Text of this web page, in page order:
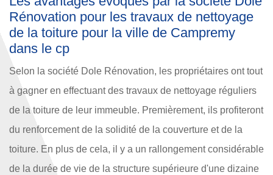
Rénovation pour les travaux de nettoyage
de la toiture pour la ville de Campremy
dans le cp
Selon la société Dole Rénovation, les propriétaires ont tout
à gagner en effectuant des travaux de nettoyage réguliers
de la toiture de leur immeuble. Premièrement, ils profiteront
du renforcement de la solidité de la couverture et de la
toiture. En plus de cela, il y a un rallongement considérable
de la durée de vie de la structure supérieure d'une dizaine